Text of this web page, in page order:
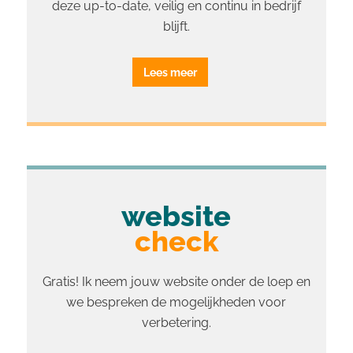
deze up-to-date, veilig en continu in bedrijf
blijft.
Lees meer
website
check
Gratis! Ik neem jouw website onder de loep en
we bespreken de mogelijkheden voor
verbetering.